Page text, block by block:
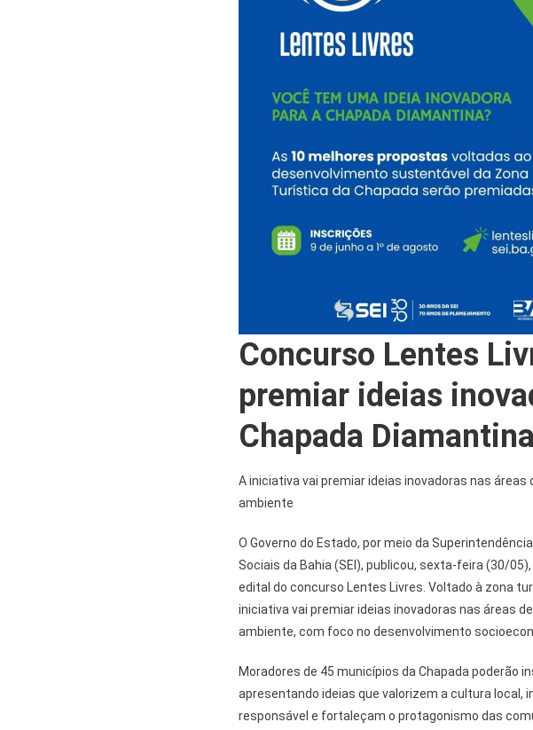
Concurso Lentes
premiar ideias
Chapada Diamantina
A iniciativa vai premiar ideias inovadoras nas
ambiente
O Governo do Estado, por meio da
Sociais da Bahia (SEI), publicou, sexta-feira (30/
edital do concurso Lentes Livres. Voltado à zona
iniciativa vai premiar ideias inovadoras nas áreas
ambiente, com foco no desenvolvimento
Moradores de 45 municípios da Chapada poderão
apresentando ideias que valorizem a cultura local,
responsável e fortaleçam o protagonismo das